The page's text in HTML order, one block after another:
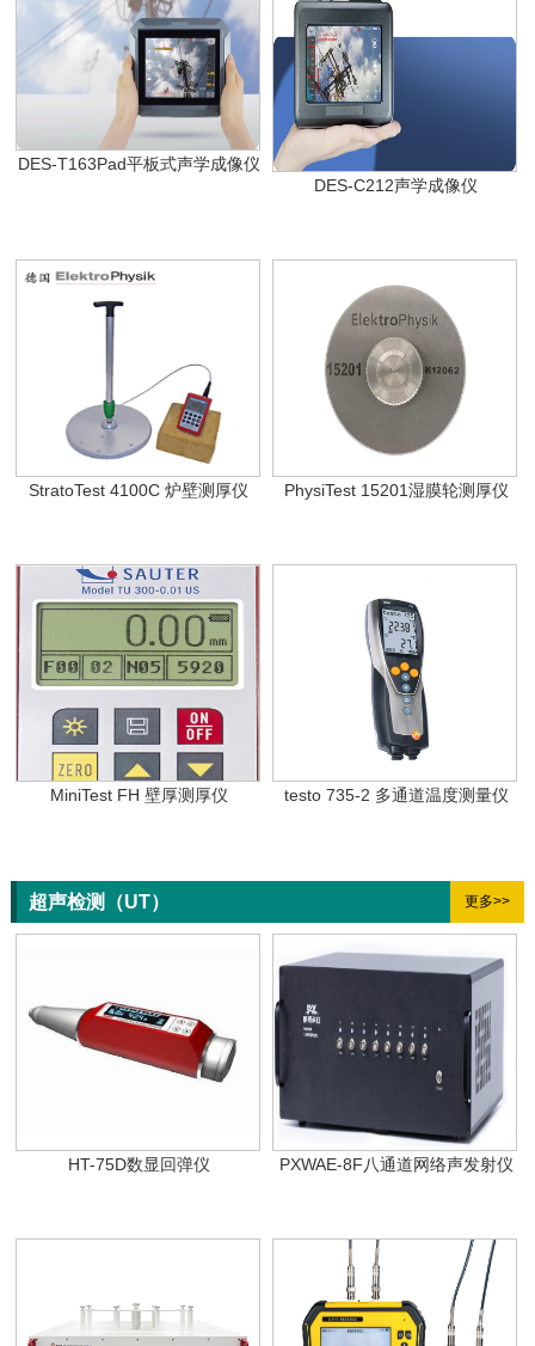
DES-T163Pad平板式声学成像仪
DES-C212声学成像仪
StratoTest 4100C 炉壁测厚仪 PhysiTest 15201湿膜轮测厚仪
MiniTest FH 壁厚测厚仪 testo 735-2 多通道温度测量仪
超声检测（UT） 更多>>
HT-75D数显回弹仪 PXWAE-8F八通道网络声发射仪